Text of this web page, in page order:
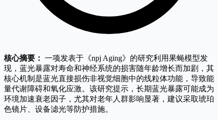
核心摘要： 一项发表于《npj Aging》的研究利用果蝇模型发
现，蓝光暴露对寿命和神经系统的损害随年龄增长而加剧，其
核心机制是蓝光直接损伤非视觉细胞中的线粒体功能，导致能
量代谢障碍和氧化应激。该研究提示，长期蓝光暴露可能成为
环境加速衰老因子，尤其对老年人群影响显著，建议采取琥珀
色镜片、设备滤光等防护措施。